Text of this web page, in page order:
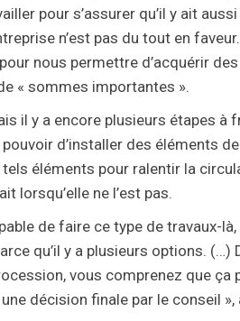
pour s’assurer qu’il y ait
n’est pas du tout en
nous permettre d’acquérir
« sommes importantes ».
il y a encore plusieurs étapes à
d’installer des éléments
éléments pour ralentir la
lorsqu’elle ne l’est pas.
de faire ce type de travaux-
qu’il y a plusieurs options. (…)
vous comprenez que ça
décision finale par le conseil »,